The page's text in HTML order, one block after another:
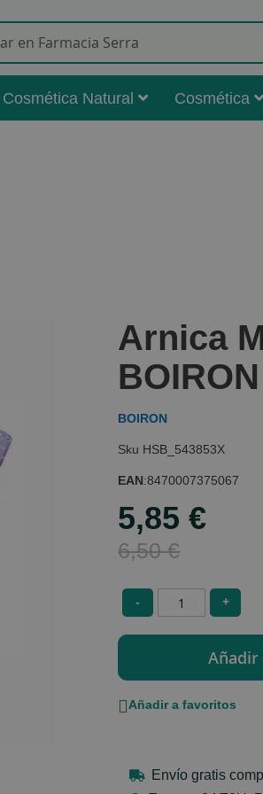
Cosmética Natural Cosmética
Arnica
BOIRON
BOIRON
HSB_543853X
EAN:8470007375067
Special
Price
5,85 €
6,50 €
- +
Añadir a favoritos
Envío gratis